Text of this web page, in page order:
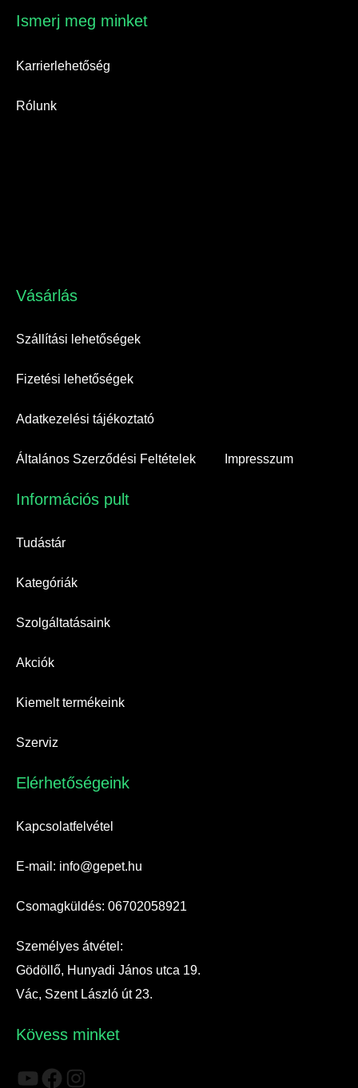
Ismerj meg minket​
Karrierlehetőség
Rólunk
Vásárlás​
Szállítási lehetőségek
Fizetési lehetőségek
Adatkezelési tájékoztató
Általános Szerződési Feltételek Impresszum
Információs pult​
Tudástár
Kategóriák
Szolgáltatásaink
Akciók
Kiemelt termékeink
Szerviz
Elérhetőségeink​
Kapcsolatfelvétel
E-mail: info@gepet.hu
Csomagküldés: 06702058921
Személyes átvétel:
Gödöllő, Hunyadi János utca 19.
Vác, Szent László út 23.
Kövess minket
YouTube
Facebook
Instagram